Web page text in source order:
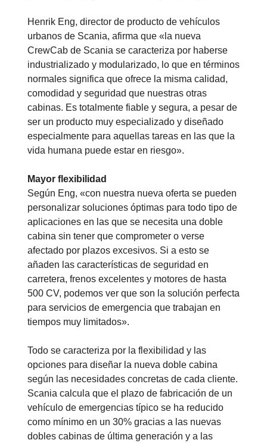
Henrik Eng, director de producto de vehículos
urbanos de Scania, afirma que «la nueva
CrewCab de Scania se caracteriza por haberse
industrializado y modularizado, lo que en términos
normales significa que ofrece la misma calidad,
comodidad y seguridad que nuestras otras
cabinas. Es totalmente fiable y segura, a pesar de
ser un producto muy especializado y diseñado
especialmente para aquellas tareas en las que la
vida humana puede estar en riesgo».
Mayor flexibilidad
Según Eng, «con nuestra nueva oferta se pueden
personalizar soluciones óptimas para todo tipo de
aplicaciones en las que se necesita una doble
cabina sin tener que comprometer o verse
afectado por plazos excesivos. Si a esto se
añaden las características de seguridad en
carretera, frenos excelentes y motores de hasta
500 CV, podemos ver que son la solución perfecta
para servicios de emergencia que trabajan en
tiempos muy limitados».
Todo se caracteriza por la flexibilidad y las
opciones para diseñar la nueva doble cabina
según las necesidades concretas de cada cliente.
Scania calcula que el plazo de fabricación de un
vehículo de emergencias típico se ha reducido
como mínimo en un 30% gracias a las nuevas
dobles cabinas de última generación y a las